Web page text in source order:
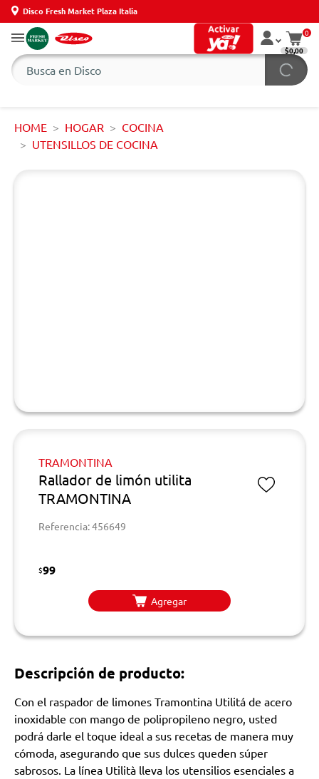
Disco Fresh Market Plaza Italia
0
$0,00
HOME HOGAR
COCINA
UTENSILLOS DE COCINA
TRAMONTINA
Rallador de limón utilita
TRAMONTINA
Referencia: 456649
$99
Agregar
Descripción de producto:
Con el raspador de limones Tramontina Utilitá de acero
inoxidable con mango de polipropileno negro, usted
podrá darle el toque ideal a sus recetas de manera muy
cómoda, asegurando que sus dulces queden súper
sabrosos. La línea Utilità lleva los utensilios esenciales a